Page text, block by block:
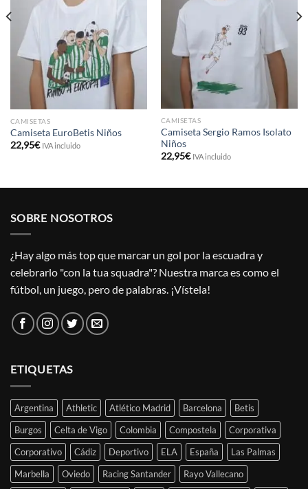
CAMISETAS
Camiseta EuroBetis Niños
22,95€ IVA incluido
CAMISETAS
Camiseta Sergio Ramos Isolato
Niños
22,95€ IVA incluido
SOBRE NOSOTROS
¿Hay algo más top que marcar un gol por la escuadra y
celebrarlo "con la tua squadra"? Nuestra marca es como el
fútbol, un juego, pero de palabras. ¡Vístela!
ETIQUETAS
Argentina Athletic Atlético Madrid Barcelona
Betis
Burgos
Celta de Vigo Colombia Compostela
Corporativa
Corporativo
Cádiz Deportivo ELA España
Las Palmas
Marbella
Oviedo Racing Santander
Rayo Vallecano